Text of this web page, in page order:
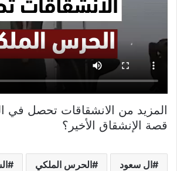
المزيد من الانشقاقات تحصل في
قصة الإنشقاق الأخير؟
ال سعود الحرس الملكي